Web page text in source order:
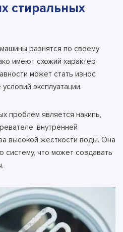
стиральных
разнятся по своему
имеют схожий характер
может стать износ
эксплуатации.
проблем является накипь,
внутренней
высокой жесткости воды. Она
что может создавать